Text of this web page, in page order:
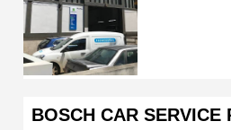
BOSCH CAR SERVICE